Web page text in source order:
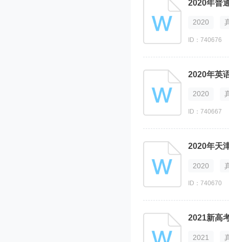
2020年普
2020
ID：740676
2020年英
2020
ID：740667
2020年天
2020
ID：740670
2021新高
2021